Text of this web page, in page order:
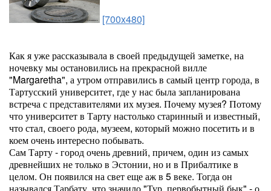
[700x480]
Как я уже рассказывала в своей предыдущей заметке, на
ночевку мы остановились на прекрасной вилле
"Margaretha", а утром отправились в самый центр города, в
Тартусский университет, где у нас была запланирована
встреча с представителями их музея. Почему музея? Потому
что университет в Тарту настолько старинный и известный,
что стал, своего рода, музеем, который можно посетить и в
коем очень интересно побывать.
Сам Тарту - город очень древний, причем, один из самых
древнейших не только в Эстонии, но и в Прибалтике в
целом. Он появился на свет еще аж в 5 веке. Тогда он